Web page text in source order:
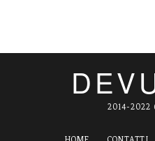
2014-